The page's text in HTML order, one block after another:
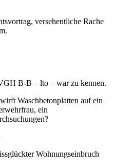
versehentliche Rache
B-B – lto – war zu kennen.
Waschbetonplatten auf ein
ein
Wohnungseinbruch